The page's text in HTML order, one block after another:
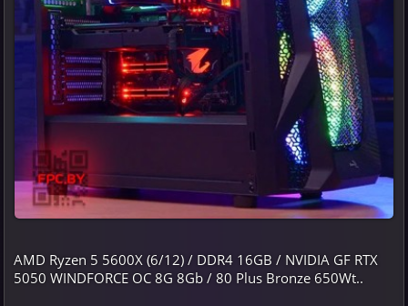
AMD Ryzen 5 5600X (6/12) / DDR4 16GB / NVIDIA GF RTX
5050 WINDFORCE OC 8G 8Gb / 80 Plus Bronze 650Wt..